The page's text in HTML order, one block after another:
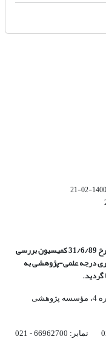
1400-02-21
بررسی
درجه علمی‌-پژوهشیبه
گردید.
آدرس : تهــران، خ نوفل لوشاتو، خ آراکلیان، شماره 4،‌ مؤسسه پژوهشی